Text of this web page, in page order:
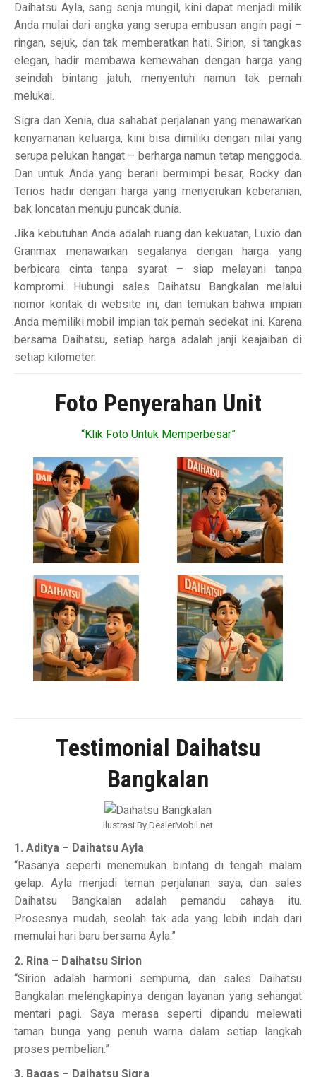
Daihatsu Ayla, sang senja mungil, kini dapat menjadi milik
Anda mulai dari angka yang serupa embusan angin pagi –
ringan, sejuk, dan tak memberatkan hati. Sirion, si tangkas
elegan, hadir membawa kemewahan dengan harga yang
seindah bintang jatuh, menyentuh namun tak pernah
melukai.
Sigra dan Xenia, dua sahabat perjalanan yang menawarkan
kenyamanan keluarga, kini bisa dimiliki dengan nilai yang
serupa pelukan hangat – berharga namun tetap menggoda.
Dan untuk Anda yang berani bermimpi besar, Rocky dan
Terios hadir dengan harga yang menyerukan keberanian,
bak loncatan menuju puncak dunia.
Jika kebutuhan Anda adalah ruang dan kekuatan, Luxio dan
Granmax menawarkan segalanya dengan harga yang
berbicara cinta tanpa syarat – siap melayani tanpa
kompromi. Hubungi sales Daihatsu Bangkalan melalui
nomor kontak di website ini, dan temukan bahwa impian
Anda memiliki mobil impian tak pernah sedekat ini. Karena
bersama Daihatsu, setiap harga adalah janji keajaiban di
setiap kilometer.
Foto Penyerahan Unit
“Klik Foto Untuk Memperbesar”
Testimonial Daihatsu
Bangkalan
Ilustrasi By DealerMobil.net
1. Aditya – Daihatsu Ayla
“Rasanya seperti menemukan bintang di tengah malam
gelap. Ayla menjadi teman perjalanan saya, dan sales
Daihatsu Bangkalan adalah pemandu cahaya itu.
Prosesnya mudah, seolah tak ada yang lebih indah dari
memulai hari baru bersama Ayla.”
2. Rina – Daihatsu Sirion
“Sirion adalah harmoni sempurna, dan sales Daihatsu
Bangkalan melengkapinya dengan layanan yang sehangat
mentari pagi. Saya merasa seperti dipandu melewati
taman bunga yang penuh warna dalam setiap langkah
proses pembelian.”
3. Bagas – Daihatsu Sigra